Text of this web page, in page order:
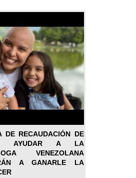
DE RECAUDACIÓN DE
AYUDAR A LA
VENEZOLANA
A GANARLE LA